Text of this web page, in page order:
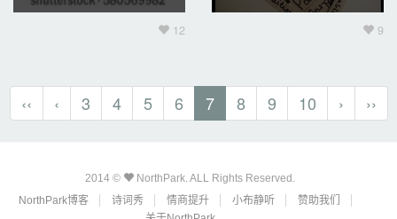
12 9
‹‹ ‹ 3 4 5 6 7 8 9 10 › ››
2014 ©
NorthPark. ALL Rights Reserved.
NorthPark博客
诗词秀 情商提升 小布静听
赞助我们